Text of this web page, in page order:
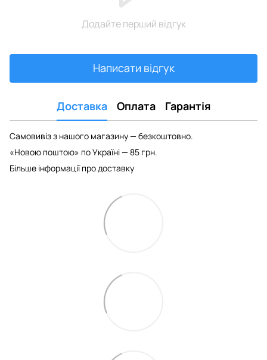
Додайте перший відгук
Написати відгук
Доставка Оплата Гарантія
Самовивіз з нашого магазину — безкоштовно.
«Новою поштою» по Україні — 85 грн.
Більше інформації про доставку